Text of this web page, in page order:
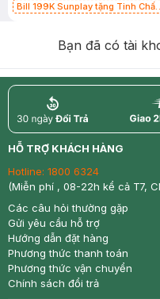
Bill 199K Sunplay tặng Tinh Chất
Bạn đã có tài
return
HỖ TRỢ KHÁCH HÀNG
Hotline: 1800 6324
(Miễn phí , 08-22h kể cả T7,
Các câu hỏi thường gặp
Gửi yêu cầu hỗ trợ
Hướng dẫn đặt hàng
Phương thức thanh toán
Phương thức vận chuyển
Chính sách đổi trả